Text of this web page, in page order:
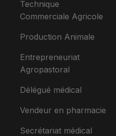
Technique
Commerciale Agricole
Production Animale
Entrepreneuriat
Agropastoral
Délégué médical
Vendeur en pharmacie
Secrétariat médical